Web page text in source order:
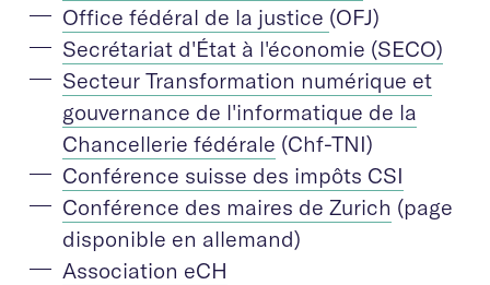
Office fédéral de la justice (OFJ)
Secrétariat d'État à l'économie (SECO)
Secteur Transformation numérique et
gouvernance de l'informatique de la
Chancellerie fédérale (Chf-TNI)
Conférence suisse des impôts CSI
Conférence des maires de Zurich (page
disponible en allemand)
Association eCH